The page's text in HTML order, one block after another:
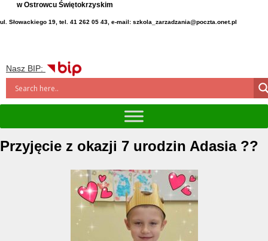
w Ostrowcu Świętokrzyskim
ul. Słowackiego 19, tel. 41 262 05 43, e-mail: szkola_zarzadzania@poczta.onet.pl
Nasz BIP:
Przyjęcie z okazji 7 urodzin Adasia ??